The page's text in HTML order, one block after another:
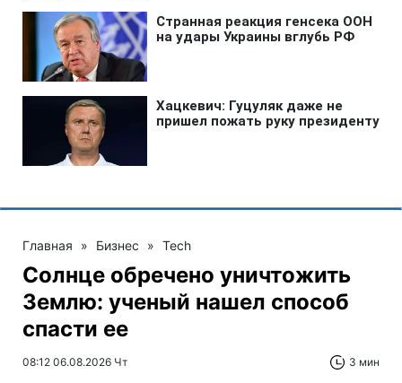
Главная » Бизнес » Tech
Солнце обречено уничтожить
Землю: ученый нашел способ
спасти ее
08:12 06.08.2026 Чт 3 мин